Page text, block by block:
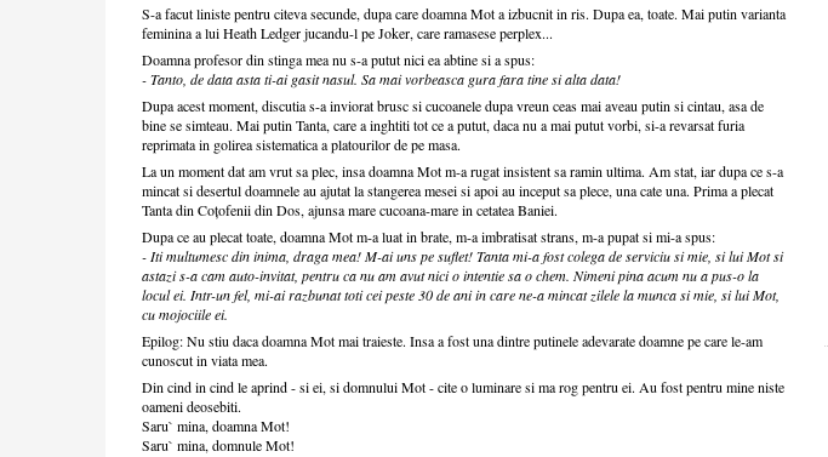
S-a facut liniste pentru citeva secunde, dupa care doamna Mot a izbucnit in ris. Dupa ea, toate. Mai putin varianta
feminina a lui Heath Ledger jucandu-l pe Joker, care ramasese perplex...
Doamna profesor din stinga mea nu s-a putut nici ea abtine si a spus:
- Tanto, de data asta ti-ai gasit nasul. Sa mai vorbeasca gura fara tine si alta data!
Dupa acest moment, discutia s-a inviorat brusc si cucoanele dupa vreun ceas mai aveau putin si cintau, asa de
bine se simteau. Mai putin Tanta, care a inghtiti tot ce a putut, daca nu a mai putut vorbi, si-a revarsat furia
reprimata in golirea sistematica a platourilor de pe masa.
La un moment dat am vrut sa plec, insa doamna Mot m-a rugat insistent sa ramin ultima. Am stat, iar dupa ce s-a
mincat si desertul doamnele au ajutat la stangerea mesei si apoi au inceput sa plece, una cate una. Prima a plecat
Tanta din Coțofenii din Dos, ajunsa mare cucoana-mare in cetatea Baniei.
Dupa ce au plecat toate, doamna Mot m-a luat in brate, m-a imbratisat strans, m-a pupat si mi-a spus:
- Iti multumesc din inima, draga mea! M-ai uns pe suflet! Tanta mi-a fost colega de serviciu si mie, si lui Mot si
astazi s-a cam auto-invitat, pentru ca nu am avut nici o intentie sa o chem. Nimeni pina acum nu a pus-o la
locul ei. Intr-un fel, mi-ai razbunat toti cei peste 30 de ani in care ne-a mincat zilele la munca si mie, si lui Mot,
cu mojociile ei.
Epilog: Nu stiu daca doamna Mot mai traieste. Insa a fost una dintre putinele adevarate doamne pe care le-am
cunoscut in viata mea.
Din cind in cind le aprind - si ei, si domnului Mot - cite o luminare si ma rog pentru ei. Au fost pentru mine niste
oameni deosebiti.
Saru` mina, doamna Mot!
Saru` mina, domnule Mot!